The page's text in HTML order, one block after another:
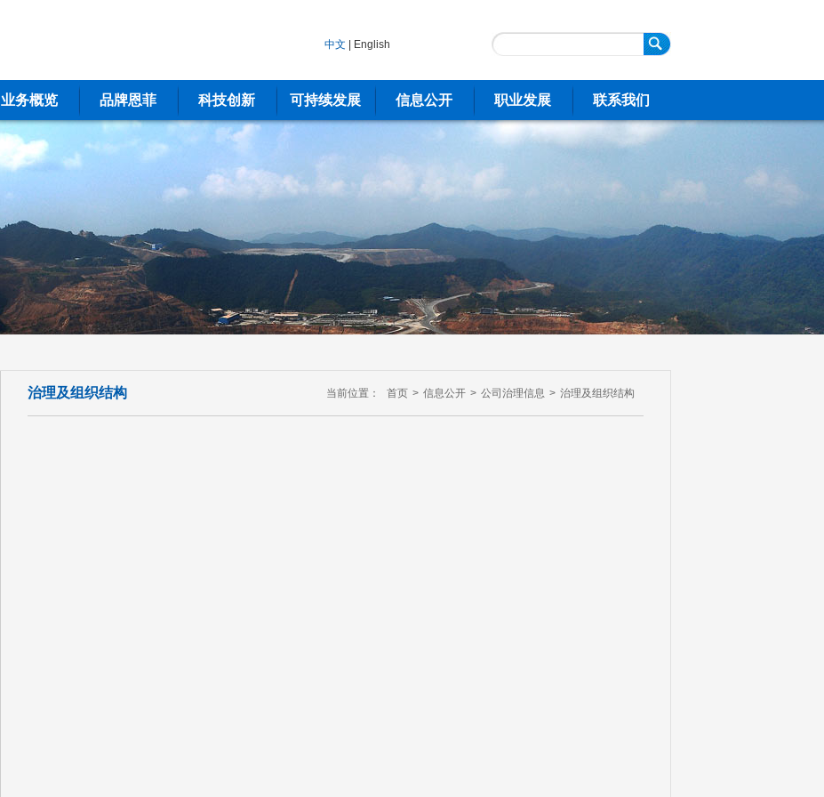
中文 English
业务概览 品牌恩菲 科技创新 可持续发展 信息公开 职业发展 联系我们
治理及组织结构 当前位置： 首页 > 信息公开 > 公司治理信息 > 治理及组织结构